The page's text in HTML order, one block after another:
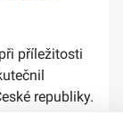
příležitosti
republiky.